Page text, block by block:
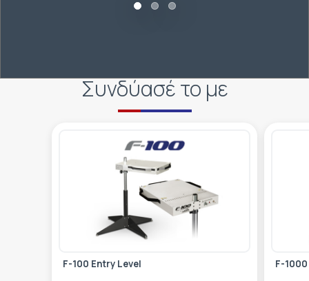
Συνδύασέ το με
F-100 Entry Level F-